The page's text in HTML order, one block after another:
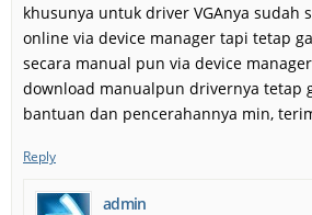
khusunya untuk driver VGAnya sudah
online via device manager tapi tetap
secara manual pun via device
download manualpun drivernya tetap
bantuan dan pencerahannya min,
Reply
admin